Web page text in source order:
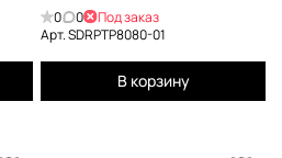
0 0
Под заказ
Арт.SDRPTP8080-01
В корзину